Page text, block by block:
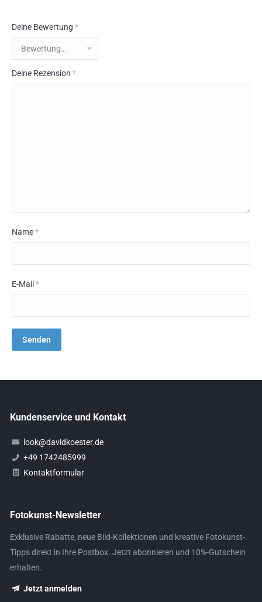
Deine Bewertung *
Deine Rezension *
Name*
E-Mail *
Kundenservice und Kontakt
look@davidkoester.de
+49 1742485999
Kontaktformular
Fotokunst-Newsletter
Exklusive Rabatte, neue Bild-Kollektionen und kreative Fotokunst-
Tipps direkt in Ihre Postbox. Jetzt abonnieren und 10%-Gutschein
erhalten.
Jetzt anmelden